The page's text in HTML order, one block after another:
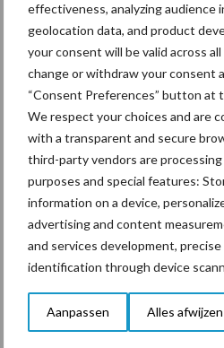
effectiveness, analyzing audience
geolocation data, and product
your consent will be valid across
change or withdraw your consent
“Consent Preferences” button at
We respect your choices and are
with a transparent and secure
third-party vendors are
purposes and special features:
information on a device,
advertising and content
and services development,
identification through device
Aanpassen Alles afwijzen
Primaire
Sidebar
Recent nieuws
6 aug
ForFarmers
Tien
langere